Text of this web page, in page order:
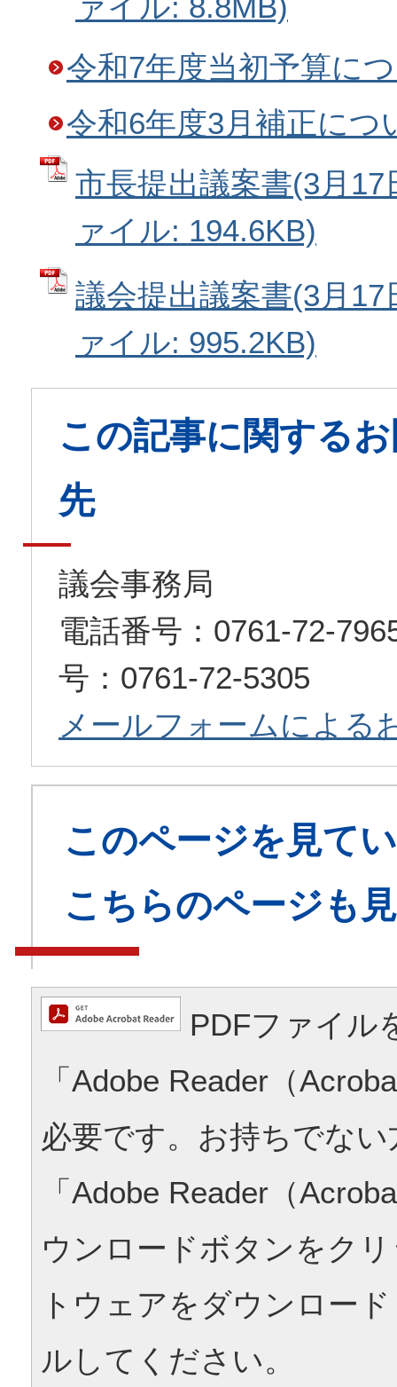
令和7年度当初予算に
令和6年度3月補正につ
市長提出議案書(3月17
ァイル: 194.6KB)
議会提出議案書(3月17
ァイル: 995.2KB)
この記事に関する
先
議会事務局
電話番号：0761-72-
号：0761-72-5305
メールフォームによる
このページを見て
こちらのページも
PDFファイル
「Adobe Reader（
必要です。お持ちでな
「Adobe Reader（
ウンロードボタンをク
トウェアをダウンロー
ルしてください。